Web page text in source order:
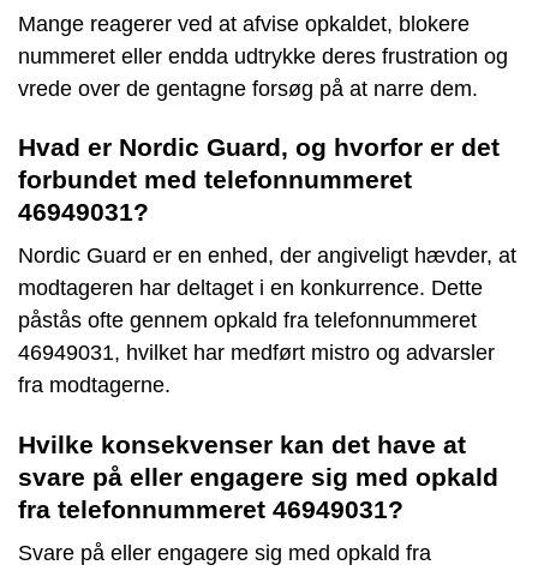
Mange reagerer ved at afvise opkaldet, blokere
nummeret eller endda udtrykke deres frustration og
vrede over de gentagne forsøg på at narre dem.
Hvad er Nordic Guard, og hvorfor er det
forbundet med telefonnummeret
46949031?
Nordic Guard er en enhed, der angiveligt hævder, at
modtageren har deltaget i en konkurrence. Dette
påstås ofte gennem opkald fra telefonnummeret
46949031, hvilket har medført mistro og advarsler
fra modtagerne.
Hvilke konsekvenser kan det have at
svare på eller engagere sig med opkald
fra telefonnummeret 46949031?
Svare på eller engagere sig med opkald fra